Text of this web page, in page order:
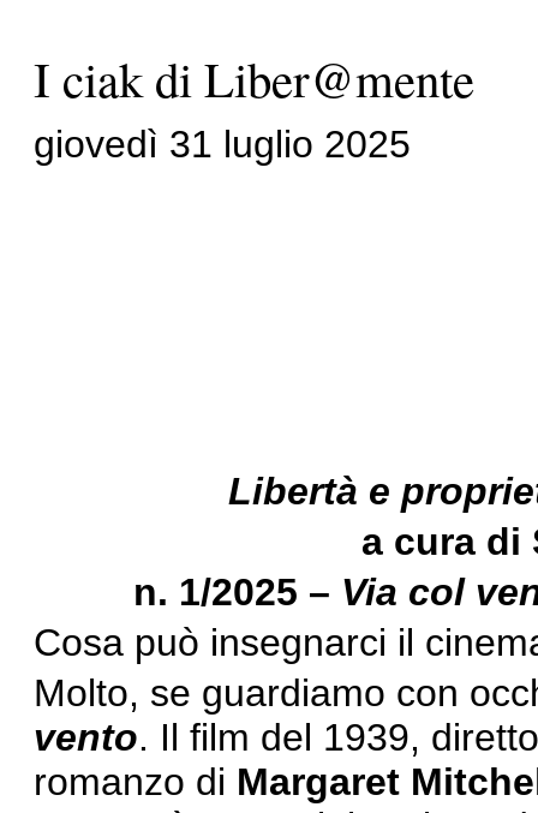
I ciak di Liber@mente
giovedì 31 luglio 2025
Libertà e
a cura di
n. 1/2025 – Via col
Cosa può insegnarci il
Molto, se guardiamo con
vento. Il film del 1939,
romanzo di Margaret